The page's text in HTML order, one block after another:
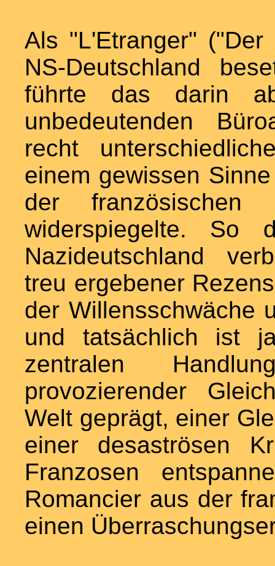
Als "L'Etranger"
NS-Deutschland
führte das darin
unbedeutenden
recht
einem gewissen
der französischen
widerspiegelte.
Nazideutschland
treu ergebener
der Willensschwäche
und tatsächlich ist
zentralen
provozierender
Welt geprägt, einer
einer desaströsen
Franzosen
Romancier aus der
einen